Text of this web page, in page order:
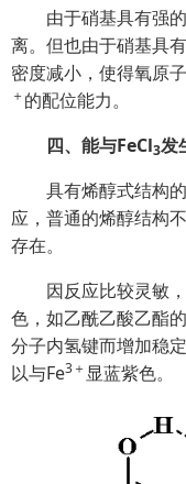
由于硝基具有强
离。但也由于硝基具
密度减小，使得氧原
＋ 的配位能力。
四、能与FeCl3发
具有烯醇式结构
应，普通的烯醇结构
存在。
因反应比较灵敏
色，如乙酰乙酸乙酯
分子内氢键而增加稳
以与Fe3＋ 显蓝紫色。